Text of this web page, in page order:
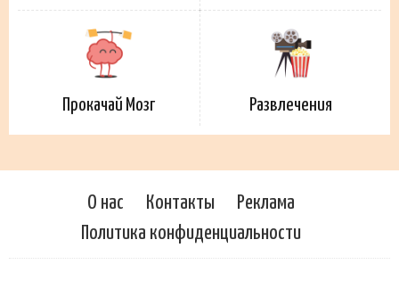
Прокачай Мозг Развлечения
О нас Контакты
Реклама
Политика конфиденциальности